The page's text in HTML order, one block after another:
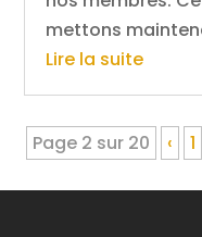
mettons
Lire la suite
Page 2 sur 20 ‹ 1